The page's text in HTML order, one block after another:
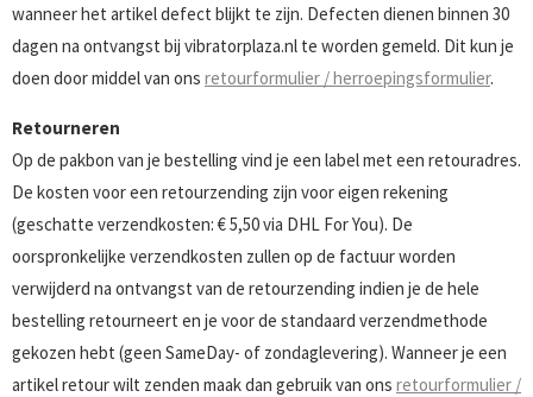
wanneer het artikel defect blijkt te zijn. Defecten dienen binnen 30
dagen na ontvangst bij vibratorplaza.nl te worden gemeld. Dit kun je
doen door middel van ons retourformulier / herroepingsformulier.
Retourneren
Op de pakbon van je bestelling vind je een label met een retouradres.
De kosten voor een retourzending zijn voor eigen rekening
(geschatte verzendkosten: € 5,50 via DHL For You). De
oorspronkelijke verzendkosten zullen op de factuur worden
verwijderd na ontvangst van de retourzending indien je de hele
bestelling retourneert en je voor de standaard verzendmethode
gekozen hebt (geen SameDay- of zondaglevering). Wanneer je een
artikel retour wilt zenden maak dan gebruik van ons retourformulier /